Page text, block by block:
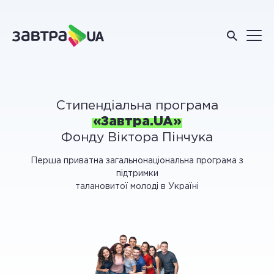
Стипендіальна програма
«Завтра.UA»
Фонду Віктора Пінчука
Перша приватна загальнонаціональна програма з
підтримки
талановитої молоді в Україні